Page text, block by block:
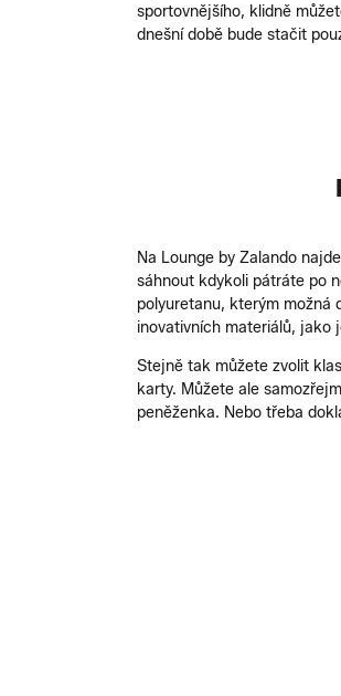
sportovnějšího, klidně
dnešní době bude stačit
Na Lounge by Zalando
sáhnout kdykoli pátráte po
polyuretanu, kterým možná
inovativních materiálů, jako
Stejně tak můžete zvolit
karty. Můžete ale
peněženka. Nebo třeba